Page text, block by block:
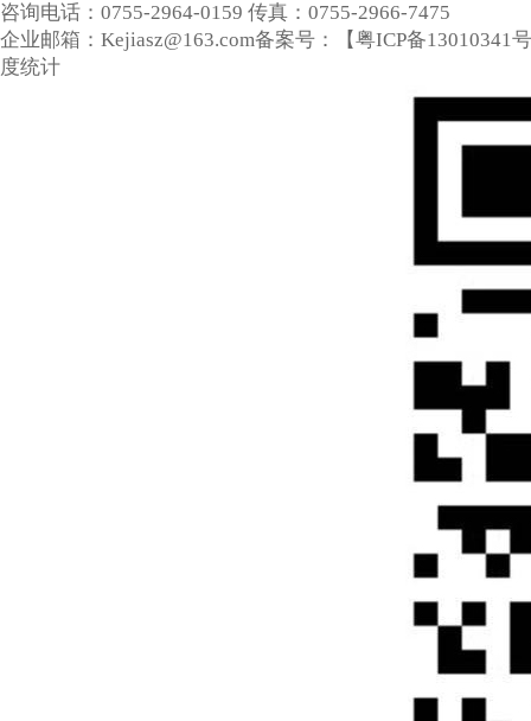
咨询电话：0755-2964-0159 传真：0755-2966-7475
企业邮箱：Kejiasz@163.com备案号：【粤ICP备13010341号
度统计